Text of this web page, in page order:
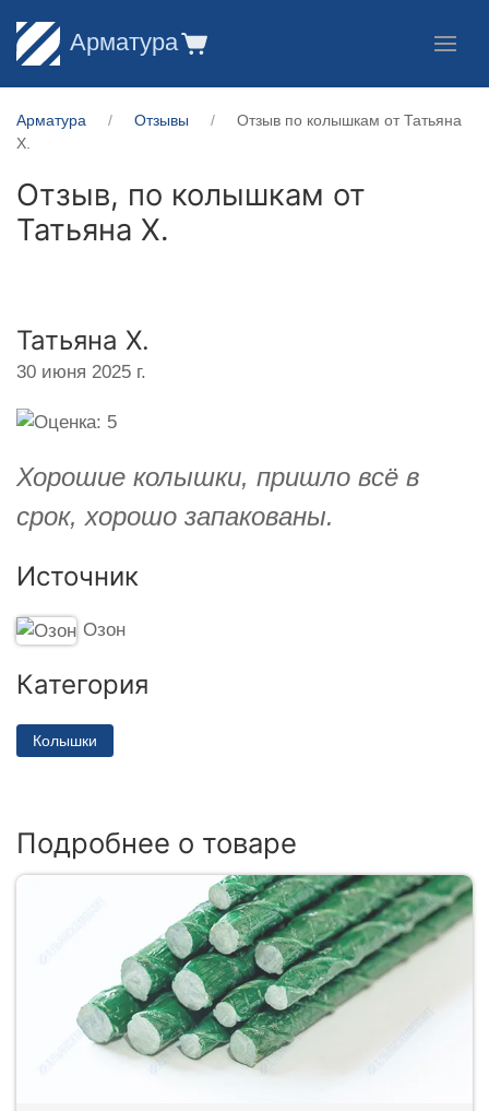
Арматура
Арматура Отзывы
Отзыв по колышкам от Татьяна
Х.
Отзыв, по колышкам от
Татьяна Х.
Татьяна Х.
30 июня 2025 г.
Хорошие колышки, пришло всё в
срок, хорошо запакованы.
Источник
Озон
Категория
Колышки
Подробнее о товаре